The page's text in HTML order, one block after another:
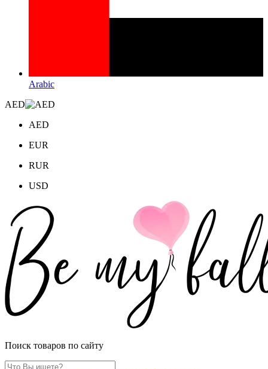
Arabic
AED
AED
EUR
RUR
USD
Поиск товаров по сайту